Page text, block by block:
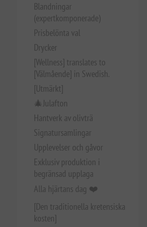
Blandningar
(expertkomponerade)
Prisbelönta val
Drycker
[Wellness] translates to
[Välmående] in Swedish.
[Utmärkt]
🎄Julafton
Hantverk av olivträ
Signatursamlingar
Upplevelser och gåvor
Exklusiv produktion i
begränsad upplaga
Alla hjärtans dag ❤️
[Den traditionella kretensiska
kosten]